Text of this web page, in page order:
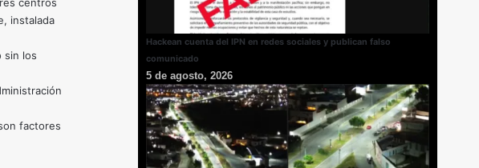
centros
instalada
sin los
factores
Hackean cuenta del IPN en redes sociales y publican falso
comunicado
5 de agosto, 2026